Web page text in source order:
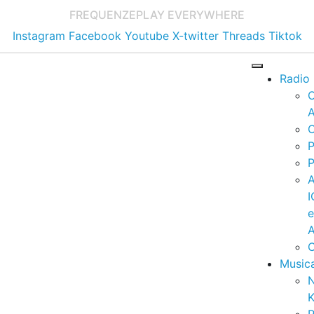
FREQUENZEPLAY EVERYWHERE
Instagram Facebook Youtube X-twitter Threads Tiktok
Radio
e